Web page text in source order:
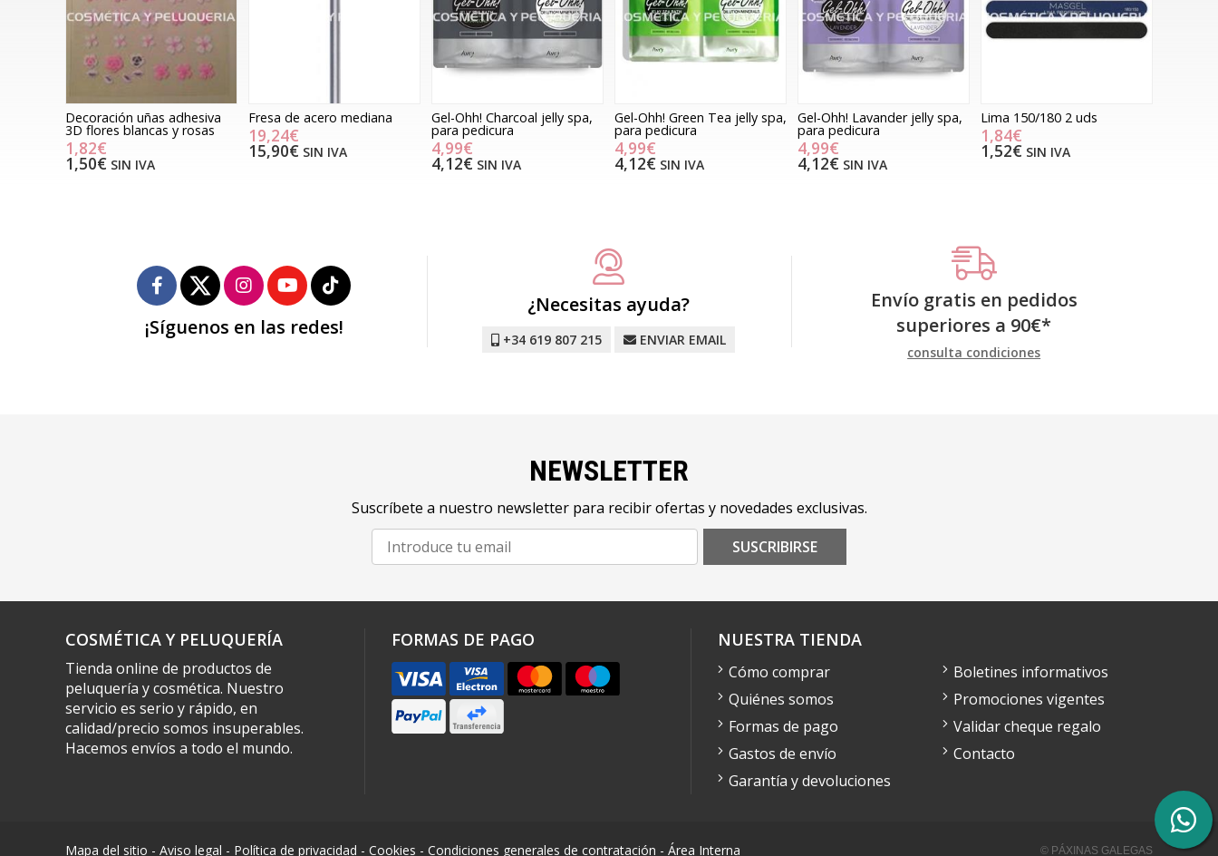
Decoración uñas adhesiva
3D flores blancas y rosas
1,82€
1,50€ SIN IVA
Fresa de acero mediana
19,24€
15,90€ SIN IVA
Gel-Ohh! Charcoal jelly spa,
para pedicura
4,99€
4,12€ SIN IVA
Gel-Ohh! Green Tea jelly spa,
para pedicura
4,99€
4,12€ SIN IVA
Gel-Ohh! Lavander jelly spa,
para pedicura
4,99€
4,12€ SIN IVA
Lima 150/180 2 uds
1,84€
1,52€ SIN IVA
¡Síguenos en las redes!
¿Necesitas ayuda?
+34 619 807 215 ENVIAR EMAIL
Envío gratis en pedidos
superiores a 90€*
consulta condiciones
NEWSLETTER
Suscríbete a nuestro newsletter para recibir ofertas y novedades exclusivas.
SUSCRIBIRSE
COSMÉTICA Y PELUQUERÍA
Tienda online de productos de
peluquería y cosmética. Nuestro
servicio es serio y rápido, en
calidad/precio somos insuperables.
Hacemos envíos a todo el mundo.
FORMAS DE PAGO NUESTRA TIENDA
Cómo comprar
Quiénes somos
Formas de pago
Gastos de envío
Garantía y devoluciones
Boletines informativos
Promociones vigentes
Validar cheque regalo
Contacto
Mapa del sitio - Aviso legal - Política de privacidad - Cookies - Condiciones generales de contratación - Área Interna © PÁXINAS GALEGAS